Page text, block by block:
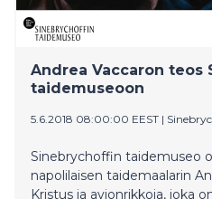
Andrea Vaccaron teos
taidemuseoon
5.6.2018 08:00:00 EEST |
Sinebrychoffin taidemuseo
napolilaisen taidemaalarin
Kristus ja avionrikkoja, joka